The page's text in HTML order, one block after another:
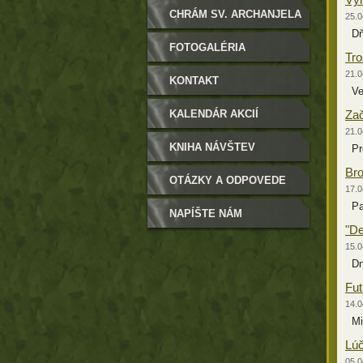
ZASTUPITEĽSTVO
CHRÁM SV. ARCHANJELA
MICHALA
FOTOGALÉRIA
KONTAKT
KALENDÁR AKCIÍ
KNIHA NÁVŠTEV
OTÁZKY A ODPOVEDE
NAPÍŠTE NÁM